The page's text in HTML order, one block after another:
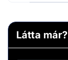
Látta